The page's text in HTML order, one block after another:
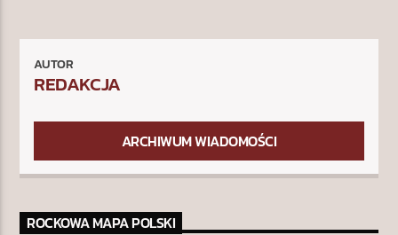
AUTOR
REDAKCJA
ARCHIWUM WIADOMOŚCI
ROCKOWA MAPA POLSKI